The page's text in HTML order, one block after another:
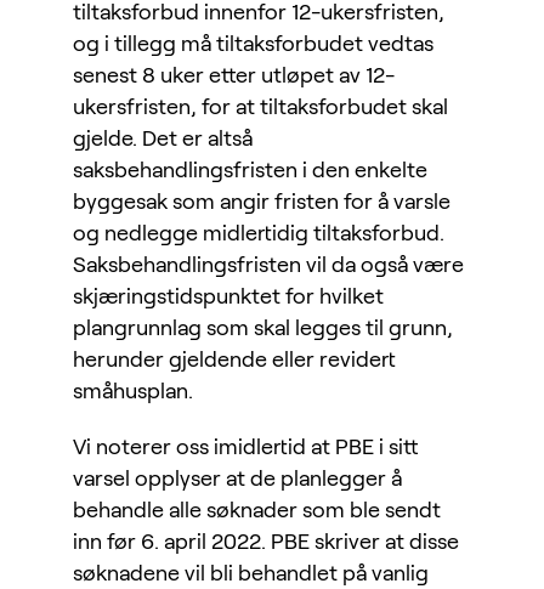
tiltaksforbud innenfor 12-ukersfristen,
og i tillegg må tiltaksforbudet vedtas
senest 8 uker etter utløpet av 12-
ukersfristen, for at tiltaksforbudet skal
gjelde. Det er altså
saksbehandlingsfristen i den enkelte
byggesak som angir fristen for å varsle
og nedlegge midlertidig tiltaksforbud.
Saksbehandlingsfristen vil da også være
skjæringstidspunktet for hvilket
plangrunnlag som skal legges til grunn,
herunder gjeldende eller revidert
småhusplan.
Vi noterer oss imidlertid at PBE i sitt
varsel opplyser at de planlegger å
behandle alle søknader som ble sendt
inn før 6. april 2022. PBE skriver at disse
søknadene vil bli behandlet på vanlig